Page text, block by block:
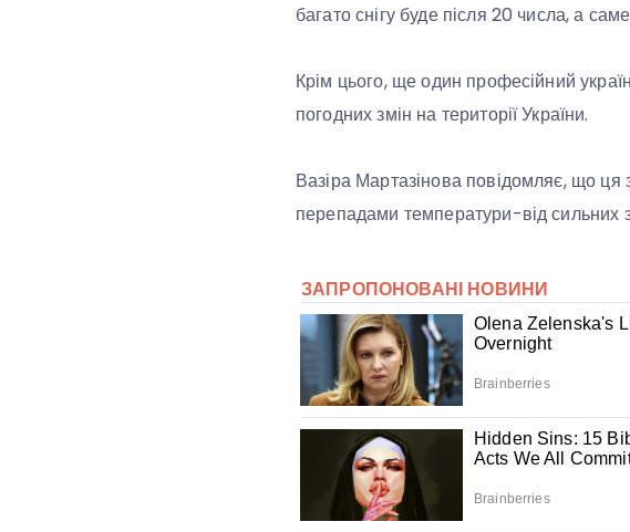
багато снігу буде після 20 числа, а
Крім цього, ще один професійний
погодних змін на території України.
Вазіра Мартазінова повідомляє, що
перепадами температури-від сильних